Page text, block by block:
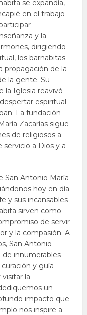
se expandía,
en el trabajo
y la
dirigiendo
los barnabitas
propagación de la
la gente. Su
la Iglesia reavivó
espiritual
La fundación
Zacarías sigue
de religiosos a
servicio a Dios y a
San Antonio María
hoy en día.
y sus incansables
sirven como
de servir
y la compasión. A
San Antonio
de innumerables
y guía
visitar la
un
impacto que
nos inspire a